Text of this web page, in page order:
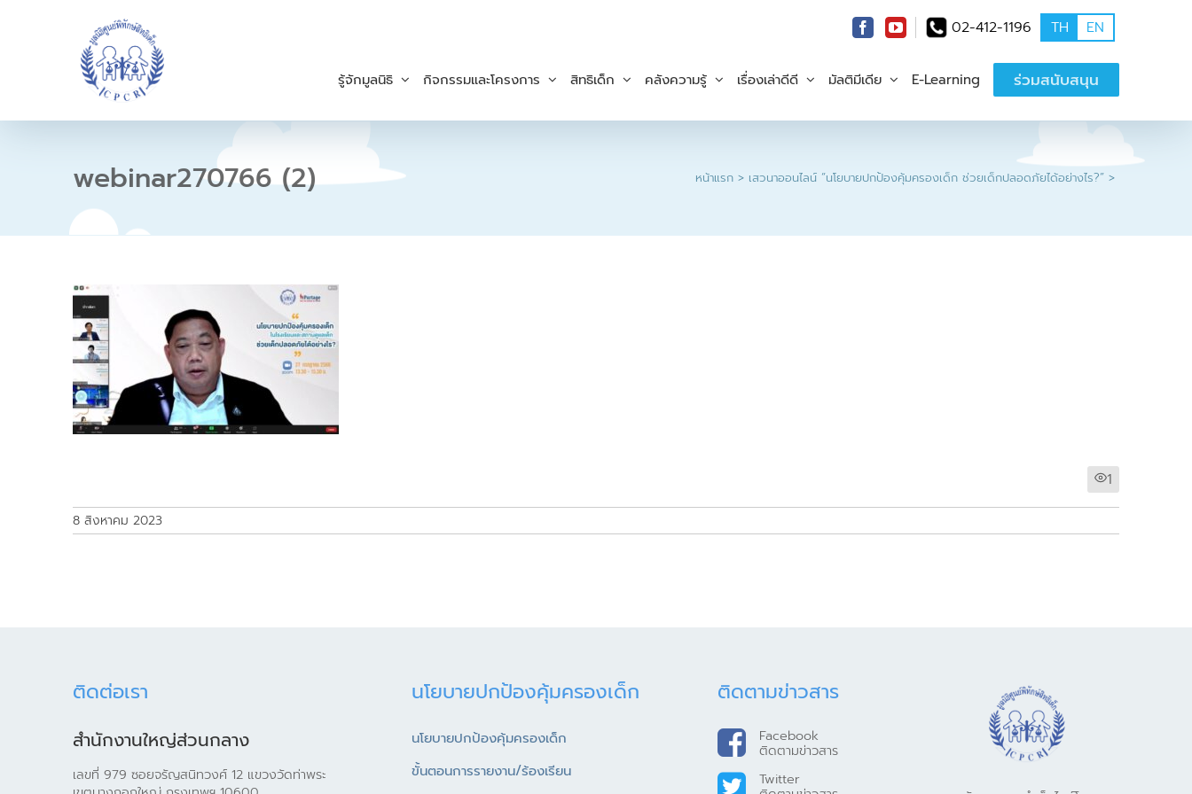
c
t
02-412-1196 TH EN
รู้จักมูลนิธิ กิจกรรมและโครงการ สิทธิเด็ก คลังความรู้ เรื่องเล่าดีดี มัลติมีเดีย E-Learning ร่วมสนับสนุน
webinar270766 (2) หน้าแรก เสวนาออนไลน์ “นโยบายปกป้องคุ้มครองเด็ก ช่วยเด็กปลอดภัยได้อย่างไร?”
1
8 สิงหาคม 2023
ติดต่อเรา
สำนักงานใหญ่ส่วนกลาง
เลขที่ 979 ซอยจรัญสนิทวงศ์ 12 แขวงวัดท่าพระ
นโยบายปกป้องคุ้มครองเด็ก
นโยบายปกป้องคุ้มครองเด็ก
ขั้นตอนการรายงาน/ร้องเรียน
ติดตามข่าวสาร
Facebook
ติดตามข่าวสาร
Twitter